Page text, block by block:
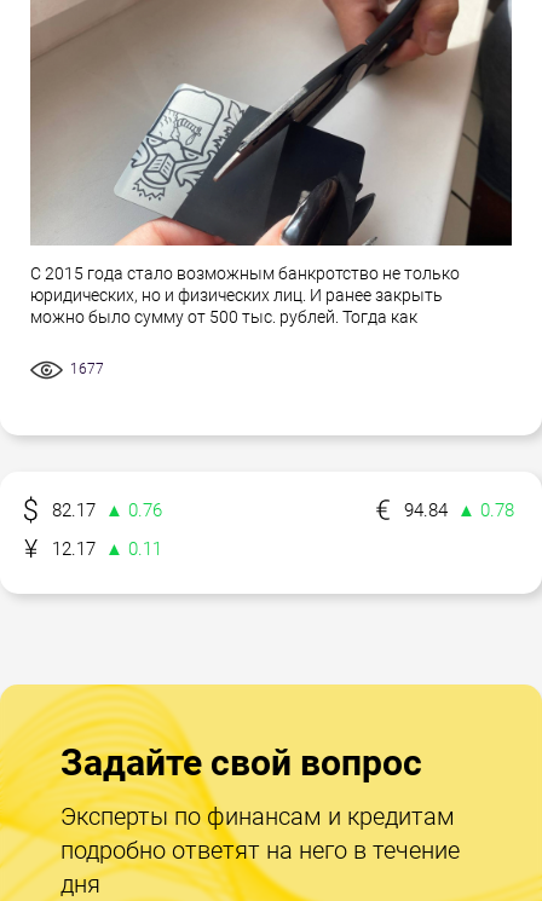
С 2015 года стало возможным банкротство не только
юридических, но и физических лиц. И ранее закрыть
можно было сумму от 500 тыс. рублей. Тогда как
1677
82.17 ▲ 0.76 94.84
▲ 0.78
12.17
▲ 0.11
Задайте свой вопрос
Эксперты по финансам и кредитам
подробно ответят на него в течение
дня